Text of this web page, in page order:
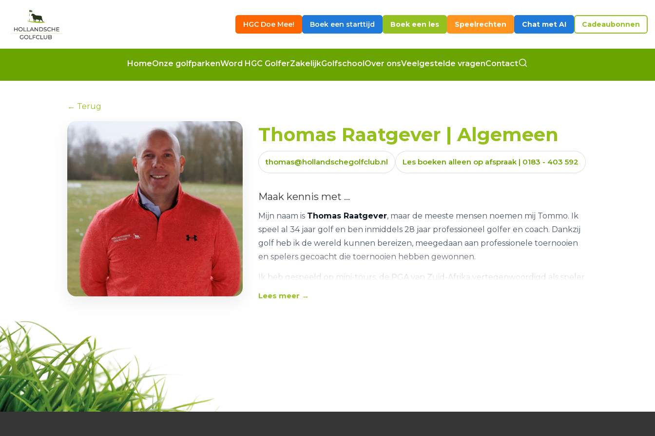
HGC Doe Mee! Boek een starttijd Boek een les Speelrechten Chat met AI Cadeaubonnen
HomeOnze golfparkenWord HGC GolferZakelijkGolfschool Over onsVeelgestelde vragenContact
← Terug
Thomas Raatgever | Algemeen
thomas@hollandschegolfclub.nl Les boeken alleen op afspraak | 0183 - 403 592
Maak kennis met ...
Mijn naam is Thomas Raatgever, maar de meeste mensen noemen mij Tommo. Ik
speel al 34 jaar golf en ben inmiddels 28 jaar professioneel golfer en coach. Dankzij
golf heb ik de wereld kunnen bereizen, meegedaan aan professionele toernooien
en spelers gecoacht die toernooien hebben gewonnen.
Ik heb gespeeld op mini-tours, de PGA van Zuid-Afrika vertegenwoordigd als speler
Lees meer →